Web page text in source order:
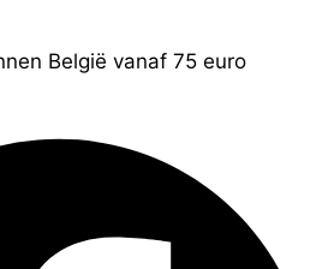
België vanaf 75 euro